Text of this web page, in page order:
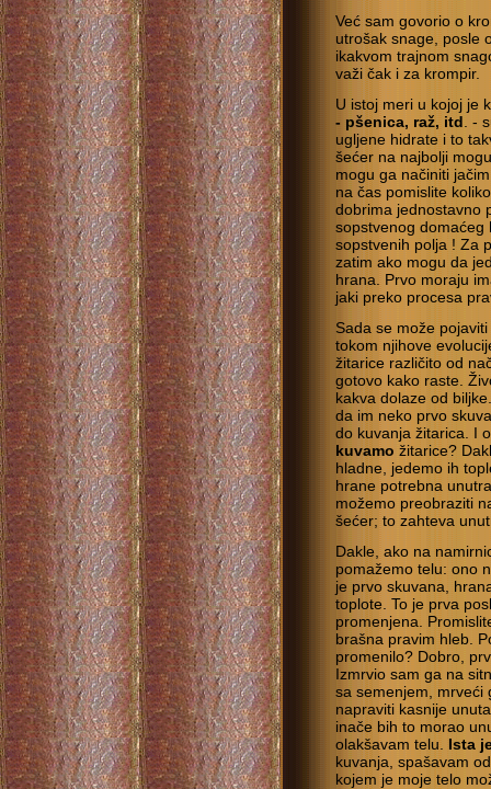
Već sam govorio o
utrošak snage, posle
ikakvom trajnom
važi čak i za krompir.
U istoj meri u kojoj je
- pšenica, raž, itd . -
ugljene hidrate i to
šećer na najbolji
mogu ga načiniti
na čas pomislite
dobrima jednostavno
sopstvenog domaćeg
sopstvenih polja ! Za
zatim ako mogu da
hrana. Prvo moraju
jaki preko procesa
Sada se može
tokom njihove
žitarice različito od
gotovo kako raste.
kakva dolaze od
da im neko prvo
do kuvanja žitarica. I
kuvamo žitarice?
hladne, jedemo ih
hrane potrebna
možemo preobraziti
šećer; to zahteva
Dakle, ako na
pomažemo telu: ono
je prvo skuvana,
toplote. To je prva
promenjena.
brašna pravim hleb.
promenilo? Dobro,
Izmrvio sam ga na
sa semenjem, mrveći
napraviti kasnije
inače bih to morao
olakšavam telu. Ista
kuvanja, spašavam
kojem je moje telo